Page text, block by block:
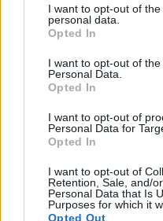
I want to opt-out of
personal data.
Opted In
I want to opt-out of
Personal Data.
Opted In
I want to opt-out of
Personal Data for
Opted In
I want to opt-out of
Retention, Sale, and/
Personal Data that Is
Purposes for which it
Opted Out
Išvydęs, kaip
žinoma Lietuvos
neteko žado: „O
kokia žvaigždė!“